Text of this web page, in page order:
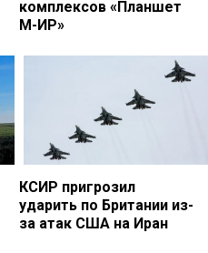
комплексов «Планшет
М-ИР»
КСИР пригрозил
ударить по Британии из-
за атак США на Иран